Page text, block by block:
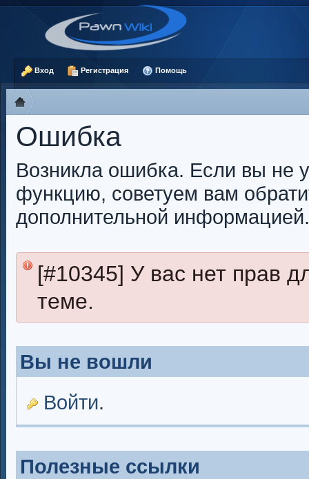
Вход Регистрация Помощь
Ошибка
Возникла ошибка. Если вы не
функцию, советуем вам
дополнительной информацией.
[#10345] У вас нет прав
теме.
Вы не вошли
Войти.
Полезные ссылки